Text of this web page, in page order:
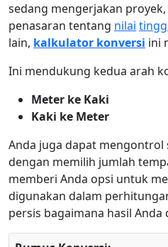
sedang mengerjakan
penasaran tentang nilai
lain, kalkulator konversi ini
Ini mendukung kedua arah
Meter ke Kaki
Kaki ke Meter
Anda juga dapat mengontrol
dengan memilih jumlah
memberi Anda opsi untuk
digunakan dalam
persis bagaimana hasil Anda